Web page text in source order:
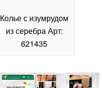
Колье с изумрудом
из серебра Арт:
621435